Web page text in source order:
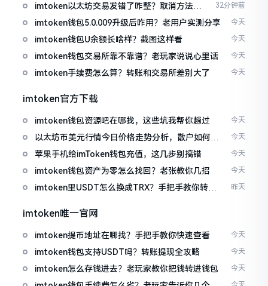
imtoken以太坊交易发错了咋整？取消方法告
诉你
32分钟前
imtoken钱包5.0.009升级后咋用？老用户实测分享 今天
imtoken钱包U余额长啥样？截图这样看 今天
imtoken钱包交易所靠不靠谱？老玩家说说心里话 今天
imtoken手续费怎么算？转账和交易所差别大了 今天
imtoken官方下载
imtoken钱包资源吧在哪找，这些坑我帮你趟过 今天
以太坊币美元行情今日价格走势分析，散户如何避
免追涨杀跌被套牢
今天
苹果手机给imToken钱包充值，这几步别搞错 今天
imtoken钱包资产为零怎么找回？老张教你几招 今天
imtoken里USDT怎么换成TRX？手把手教你转成
昨天
imtoken唯一官网
imtoken提币地址在哪找？手把手教你快速查看 今天
imtoken钱包支持USDT吗？转账提现全攻略 今天
imtoken怎么存钱进去？老玩家教你把钱转进钱包 今天